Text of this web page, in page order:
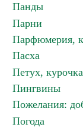
Панды
Парни
Парфюмерия,
Пасха
Петух,
Пингвины
Пожелания:
Погода